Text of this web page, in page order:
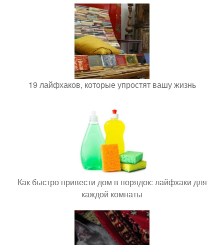
19 лайфхаков, которые упростят вашу жизнь
Как быстро привести дом в порядок: лайфхаки для
каждой комнаты